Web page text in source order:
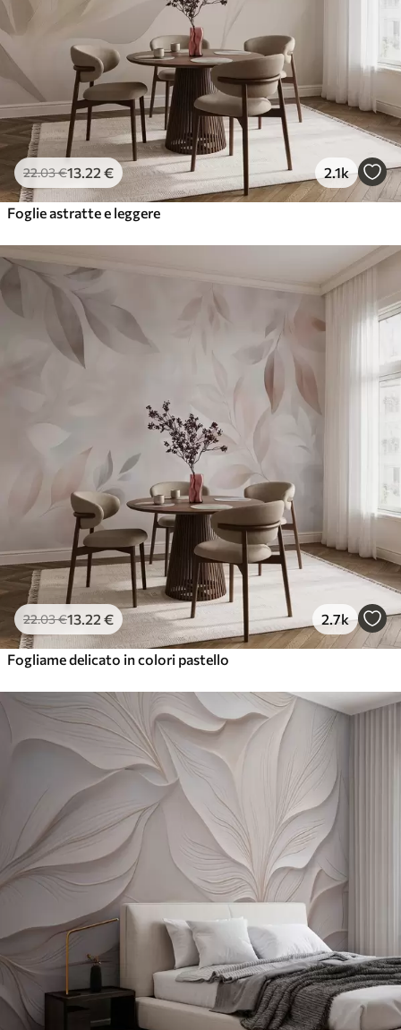
22.03€13 .22 € 2.1k
Foglie astratte e leggere
22.03€13 .22 € 2.7k
Fogliame delicato in colori pastello